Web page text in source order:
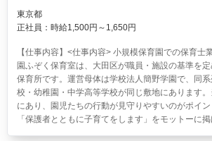
東京都
正社員：時給1,500円～1,650円
【仕事内容】<仕事内容> 小規模保育園での保育士
園ふぞく保育室は、大田区が職員・施設の基準を
保育所です。運営母体は学校法人簡野学園で、同
校・幼稚園・中学高等学校が同じ敷地にあります
にあり、園児たちの行動が見守りやすいのがポイン
「保護者とともに子育てをします」をモットーに